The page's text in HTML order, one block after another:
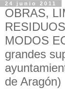
24 junio 2011
OBRAS,
MODOS
grandes
de Aragón)